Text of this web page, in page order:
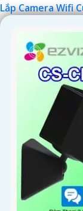
Lắp Camera Wifi